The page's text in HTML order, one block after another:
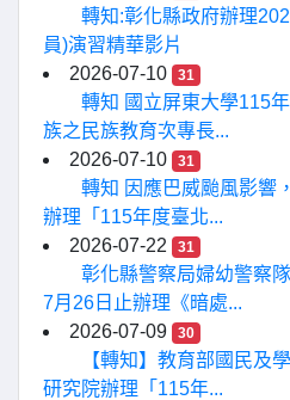
轉知:彰化縣政府辦理
員)演習精華影片
2026-07-10
31
轉知 國立屏東大學115
族之民族教育次專長...
2026-07-10
31
轉知 因應巴威颱風影響
辦理「115年度臺北...
2026-07-22
31
彰化縣警察局婦幼警察
7月26日止辦理《暗處...
2026-07-09
30
【轉知】教育部國民及
研究院辦理「115年...